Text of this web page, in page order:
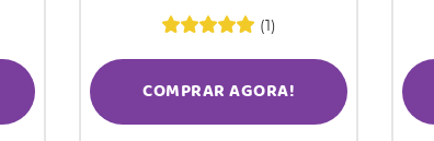
(1)
COMPRAR AGORA!